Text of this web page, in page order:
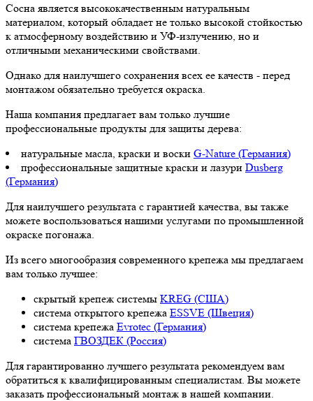
Сосна является высококачественным натуральным
материалом, который обладает не только высокой стойкостью
к атмосферному воздействию и УФ-излучению, но и
отличными механическими свойствами.
Однако для наилучшего сохранения всех ее качеств - перед
монтажом обязательно требуется окраска.
Наша компания предлагает вам только лучшие
профессиональные продукты для защиты дерева:
натуральные масла, краски и воски G-Nature (Германия)
профессиональные защитные краски и лазури Dusberg
(Германия)
Для наилучшего результата с гарантией качества, вы также
можете воспользоваться нашими услугами по промышленной
окраске погонажа.
Из всего многообразия современного крепежа мы предлагаем
вам только лучшее:
скрытый крепеж системы KREG (США)
система открытого крепежа ESSVE (Швеция)
система крепежа Evrotec (Германия)
система ГВОЗДЕК (Россия)
Для гарантированно лучшего результата рекомендуем вам
обратиться к квалифицированным специалистам. Вы можете
заказать профессиональный монтаж в нашей компании.